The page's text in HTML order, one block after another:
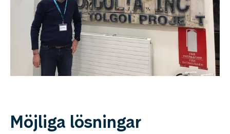
Möjliga lösningar